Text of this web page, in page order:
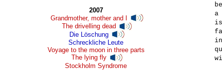
2007
Grandmother, mother and I
The drivelling dead
Die Löschung
Schreckliche Leute
Voyage to the moon in three parts
The lying fly
Stockholm Syndrome
a